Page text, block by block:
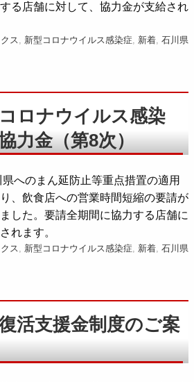
る店舗に対して、協力金が支給され
ス, 新型コロナウイルス感染症, 新着, 石川県
ロナウイルス感染
力金（第8次）
へのまん延防止等重点措置の適用
、飲食店への営業時間短縮の要請が
した。要請全期間に協力する店舗に
れます。
ス, 新型コロナウイルス感染症, 新着, 石川県
活支援金制度のご案